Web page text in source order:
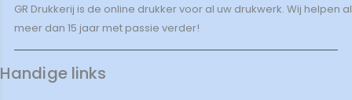
GR Drukkerij is de online drukker voor al uw drukwerk. Wij helpen al
meer dan 15 jaar met passie verder!
Handige links